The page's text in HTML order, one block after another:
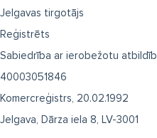
Jelgavas tirgotājs
Reģistrēts
Sabiedrība ar ierobežotu
40003051846
Komercreģistrs, 20.02.1992
Jelgava, Dārza iela 8, LV-3001